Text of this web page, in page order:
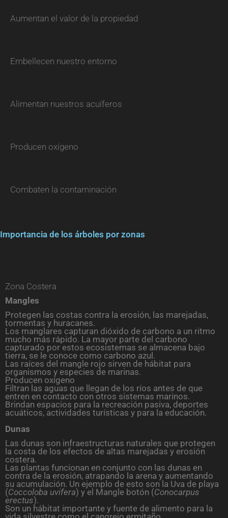
Aumentan el valor de la propiedad
Embellecen nuestro entorno
Alimentan nuestros acuíferos
Producen oxígeno
Combaten la contaminación
Importancia de los árboles por zonas
Zona Costera
Mangles
Protegen las costas contra la erosión, las marejadas,
tormentas y huracanes.
Los manglares capturan dióxido de carbono a un ritmo
mucho más rápido. La mayor parte del carbono
capturado por estos ecosistemas se almacena bajo
tierra, se le conoce como carbono azul.
Las raíces del mangle rojo sirven de hábitat para
organismos y especies de marinas.
Producen oxígeno
Filtran las aguas que llegan de los ríos antes de que
entren en contacto con otros sistemas marinos.
Brindan espacios para la recreación pasiva, deportes
acuáticos, actividades turísticas y para la educación.
Dunas
Las dunas son infraestructuras naturales que protegen
la costa de los efectos de altas marejadas y erosión
costera.
Las plantas funcionan en conjunto con las dunas en
contra de la erosión, atrapando la arena y aumentando
su acumulación. Un ejemplo de esto son la Uva de playa
(Coccoloba uvifera) y el Mangle botón (Conocarpus
erectus).
Son un hábitat importante y fuente de alimento para la